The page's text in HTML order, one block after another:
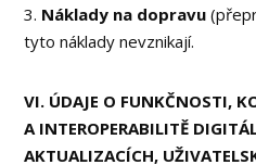
3. Náklady na dopravu
tyto náklady nevznikají.
VI. ÚDAJE O FUNKČNOSTI,
A INTEROPERABILITĚ
AKTUALIZACÍCH,